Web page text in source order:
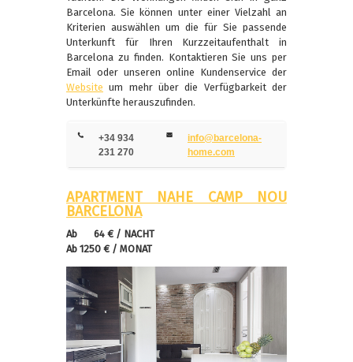
Barcelona. Sie können unter einer Vielzahl an
Kriterien auswählen um die für Sie passende
Unterkunft für Ihren Kurzzeitaufenthalt in
Barcelona zu finden. Kontaktieren Sie uns per
Email oder unseren online Kundenservice der
Website um mehr über die Verfügbarkeit der
Unterkünfte herauszufinden.
+34 934
231 270
info@barcelona-
home.com
APARTMENT NAHE CAMP NOU
BARCELONA
Ab 64 € / NACHT
Ab 1250 € / MONAT